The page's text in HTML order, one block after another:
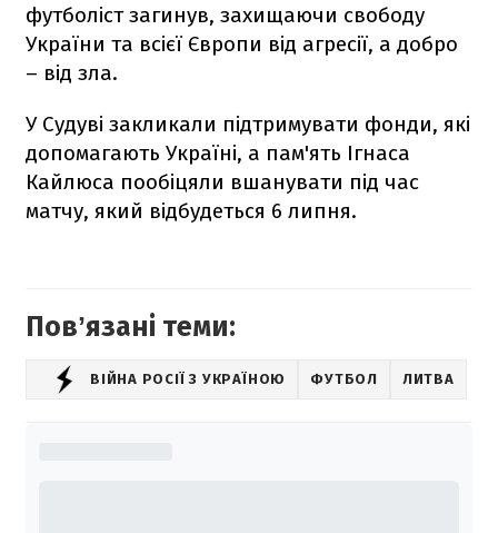
футболіст загинув, захищаючи свободу
України та всієї Європи від агресії, а добро
– від зла.
У Судуві закликали підтримувати фонди, які
допомагають Україні, а пам'ять Ігнаса
Кайлюса пообіцяли вшанувати під час
матчу, який відбудеться 6 липня.
Повʼязані теми:
ВІЙНА РОСІЇ З УКРАЇНОЮ ФУТБОЛ ЛИТВА